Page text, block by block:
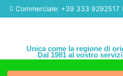
Commerciale: +39 333 9292517
Unica come la regione di
Dal 1981 al vostro